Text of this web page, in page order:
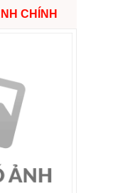
CHÍNH